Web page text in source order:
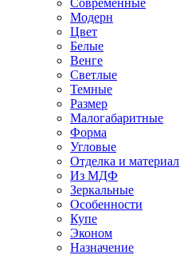
Современные
Модерн
Цвет
Белые
Венге
Светлые
Темные
Размер
Малогабаритные
Форма
Угловые
Отделка и материал
Из МДФ
Зеркальные
Особенности
Купе
Эконом
Назначение